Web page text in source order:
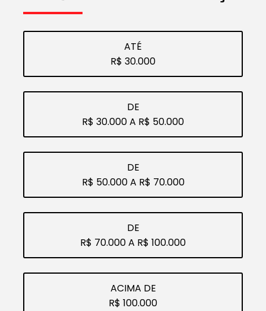
ATÉ
R$ 30.000
DE
R$ 30.000 A R$ 50.000
DE
R$ 50.000 A R$ 70.000
DE
R$ 70.000 A R$ 100.000
ACIMA DE
R$ 100.000